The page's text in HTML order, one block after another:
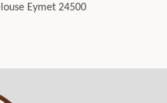
Eymet 24500